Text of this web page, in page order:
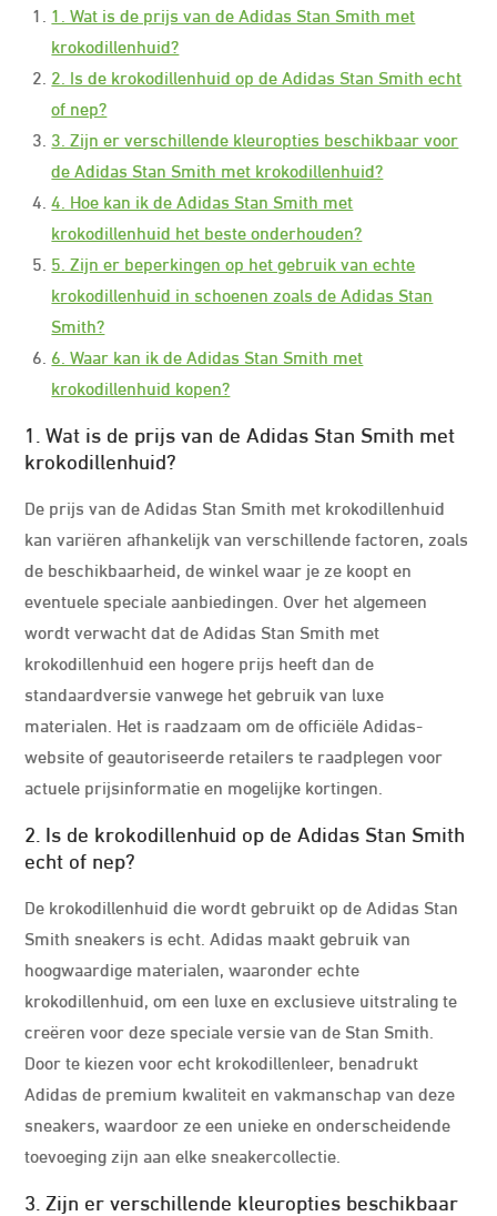
1. Wat is de prijs van de Adidas Stan Smith met
krokodillenhuid?
2. Is de krokodillenhuid op de Adidas Stan Smith echt
of nep?
3. Zijn er verschillende kleuropties beschikbaar voor
de Adidas Stan Smith met krokodillenhuid?
4. Hoe kan ik de Adidas Stan Smith met
krokodillenhuid het beste onderhouden?
5. Zijn er beperkingen op het gebruik van echte
krokodillenhuid in schoenen zoals de Adidas Stan
Smith?
6. Waar kan ik de Adidas Stan Smith met
krokodillenhuid kopen?
1. Wat is de prijs van de Adidas Stan Smith met
krokodillenhuid?
De prijs van de Adidas Stan Smith met krokodillenhuid
kan variëren afhankelijk van verschillende factoren, zoals
de beschikbaarheid, de winkel waar je ze koopt en
eventuele speciale aanbiedingen. Over het algemeen
wordt verwacht dat de Adidas Stan Smith met
krokodillenhuid een hogere prijs heeft dan de
standaardversie vanwege het gebruik van luxe
materialen. Het is raadzaam om de officiële Adidas-
website of geautoriseerde retailers te raadplegen voor
actuele prijsinformatie en mogelijke kortingen.
2. Is de krokodillenhuid op de Adidas Stan Smith
echt of nep?
De krokodillenhuid die wordt gebruikt op de Adidas Stan
Smith sneakers is echt. Adidas maakt gebruik van
hoogwaardige materialen, waaronder echte
krokodillenhuid, om een luxe en exclusieve uitstraling te
creëren voor deze speciale versie van de Stan Smith.
Door te kiezen voor echt krokodillenleer, benadrukt
Adidas de premium kwaliteit en vakmanschap van deze
sneakers, waardoor ze een unieke en onderscheidende
toevoeging zijn aan elke sneakercollectie.
3. Zijn er verschillende kleuropties beschikbaar